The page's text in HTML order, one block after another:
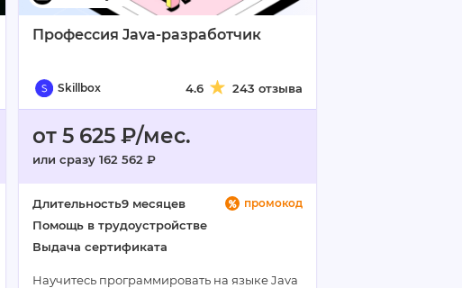
Профессия Java-разработчик
Skillbox 4.6 243 отзыва
от 5 625 ₽/мес.
или сразу 162 562 ₽
промокод
Длительность9 месяцев
Помощь в трудоустройстве
Выдача сертификата
Научитесь программировать на языке Java